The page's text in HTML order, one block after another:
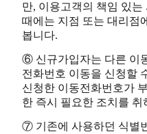
만, 이용고객의 책임 있
때에는 지점 또는 대리점
봅니다.
⑥ 신규가입자는 다른 이
전화번호 이동을 신청할
신청한 이동전화번호가
한 즉시 필요한 조치를 취
⑦ 기존에 사용하던 식별